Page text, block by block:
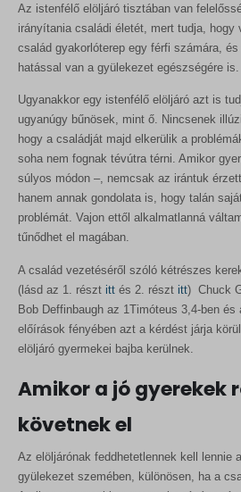
Az istenfélő elöljáró tisztában van
irányítania családi életét, mert tudja, hogy
család gyakorlóterep egy férfi számára,
hatással van a gyülekezet egészségére is.
Ugyanakkor egy istenfélő elöljáró azt is
ugyanúgy bűnösek, mint ő. Nincsenek
hogy a családját majd elkerülik a
soha nem fognak tévútra térni. Amikor
súlyos módon –, nemcsak az irántuk
hanem annak gondolata is, hogy talán
problémát. Vajon ettől alkalmatlanná
tűnődhet el magában.
A család vezetéséről szóló kétrészes
(lásd az 1. részt itt és 2. részt itt) Chuck
Bob Deffinbaugh az 1Timóteus 3,4-ben
előírások fényében azt a kérdést járja
elöljáró gyermekei bajba kerülnek.
Amikor a jó gyerekek
követnek el
Az elöljárónak feddhetetlennek kell lennie
gyülekezet szemében, különösen, ha a